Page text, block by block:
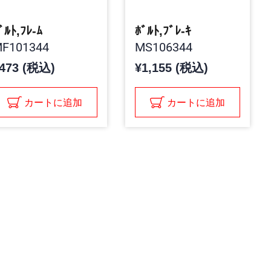
ﾙﾄ,ﾌﾚ-ﾑ
(税込)
カートに追加
ﾎﾞﾙﾄ,ﾌﾞﾚ-ｷ
MS106344
¥1,155 (税込)
カートに追加